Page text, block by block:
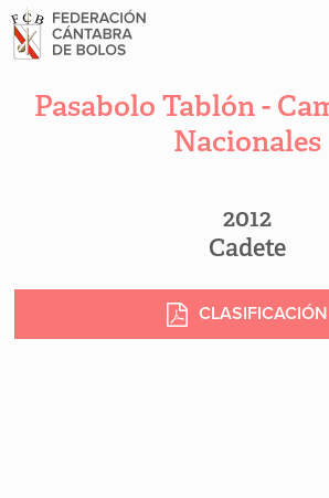
Pasabolo Tablón -
Nacionales
2012
Cadete
CLASIFICACIÓN